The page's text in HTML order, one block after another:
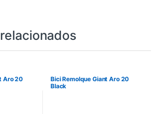
Aro 20
Bici Remolque Giant Aro 20
Black